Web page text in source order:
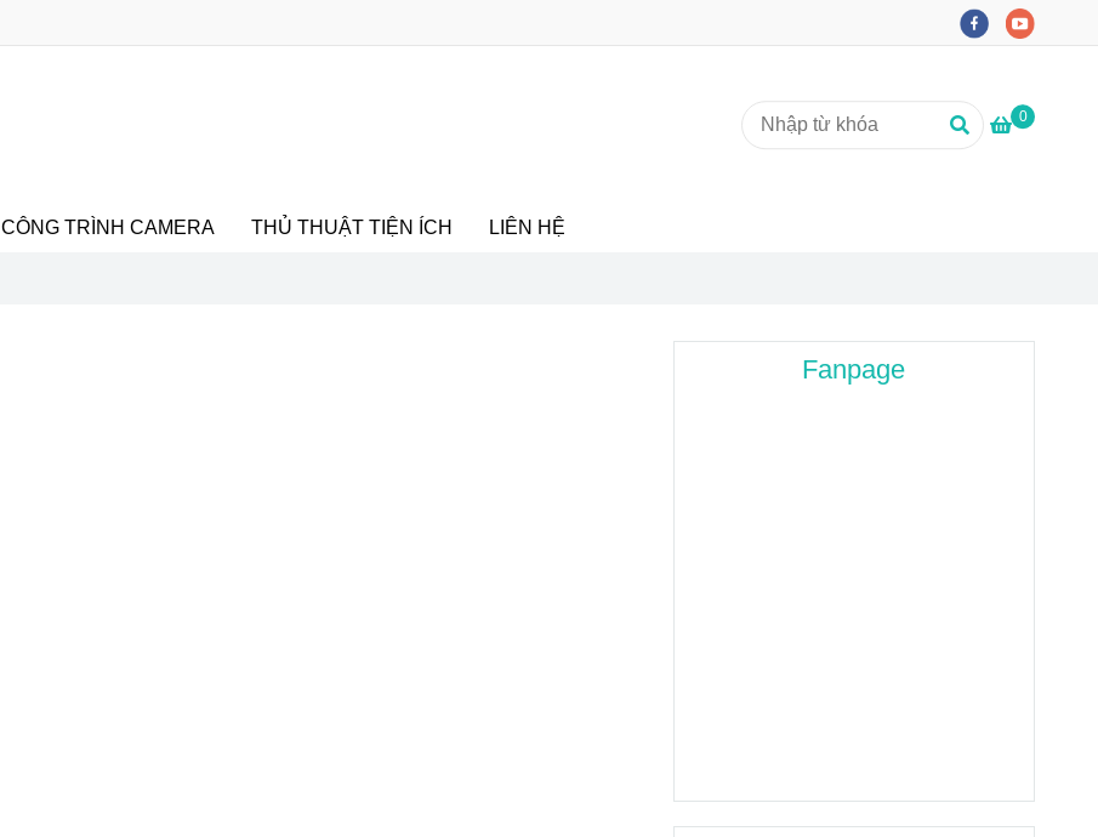
0
CÔNG TRÌNH CAMERA THỦ THUẬT TIỆN ÍCH LIÊN HỆ
Fanpage